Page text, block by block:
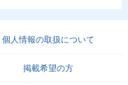
個人情報の取扱について
掲載希望の方